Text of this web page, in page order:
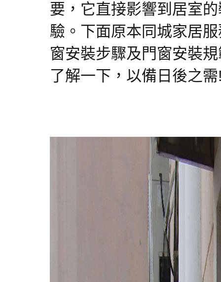
要，它直接影響到居室
驗。下面原本同城家居
窗安裝步驟及門窗安裝
了解一下，以備日後之